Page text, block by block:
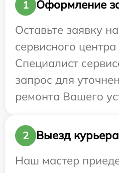
1
Оформление
Оставьте заявку
сервисного
Специалист
запрос для
ремонта Вашего
2
Выезд
Наш мастер